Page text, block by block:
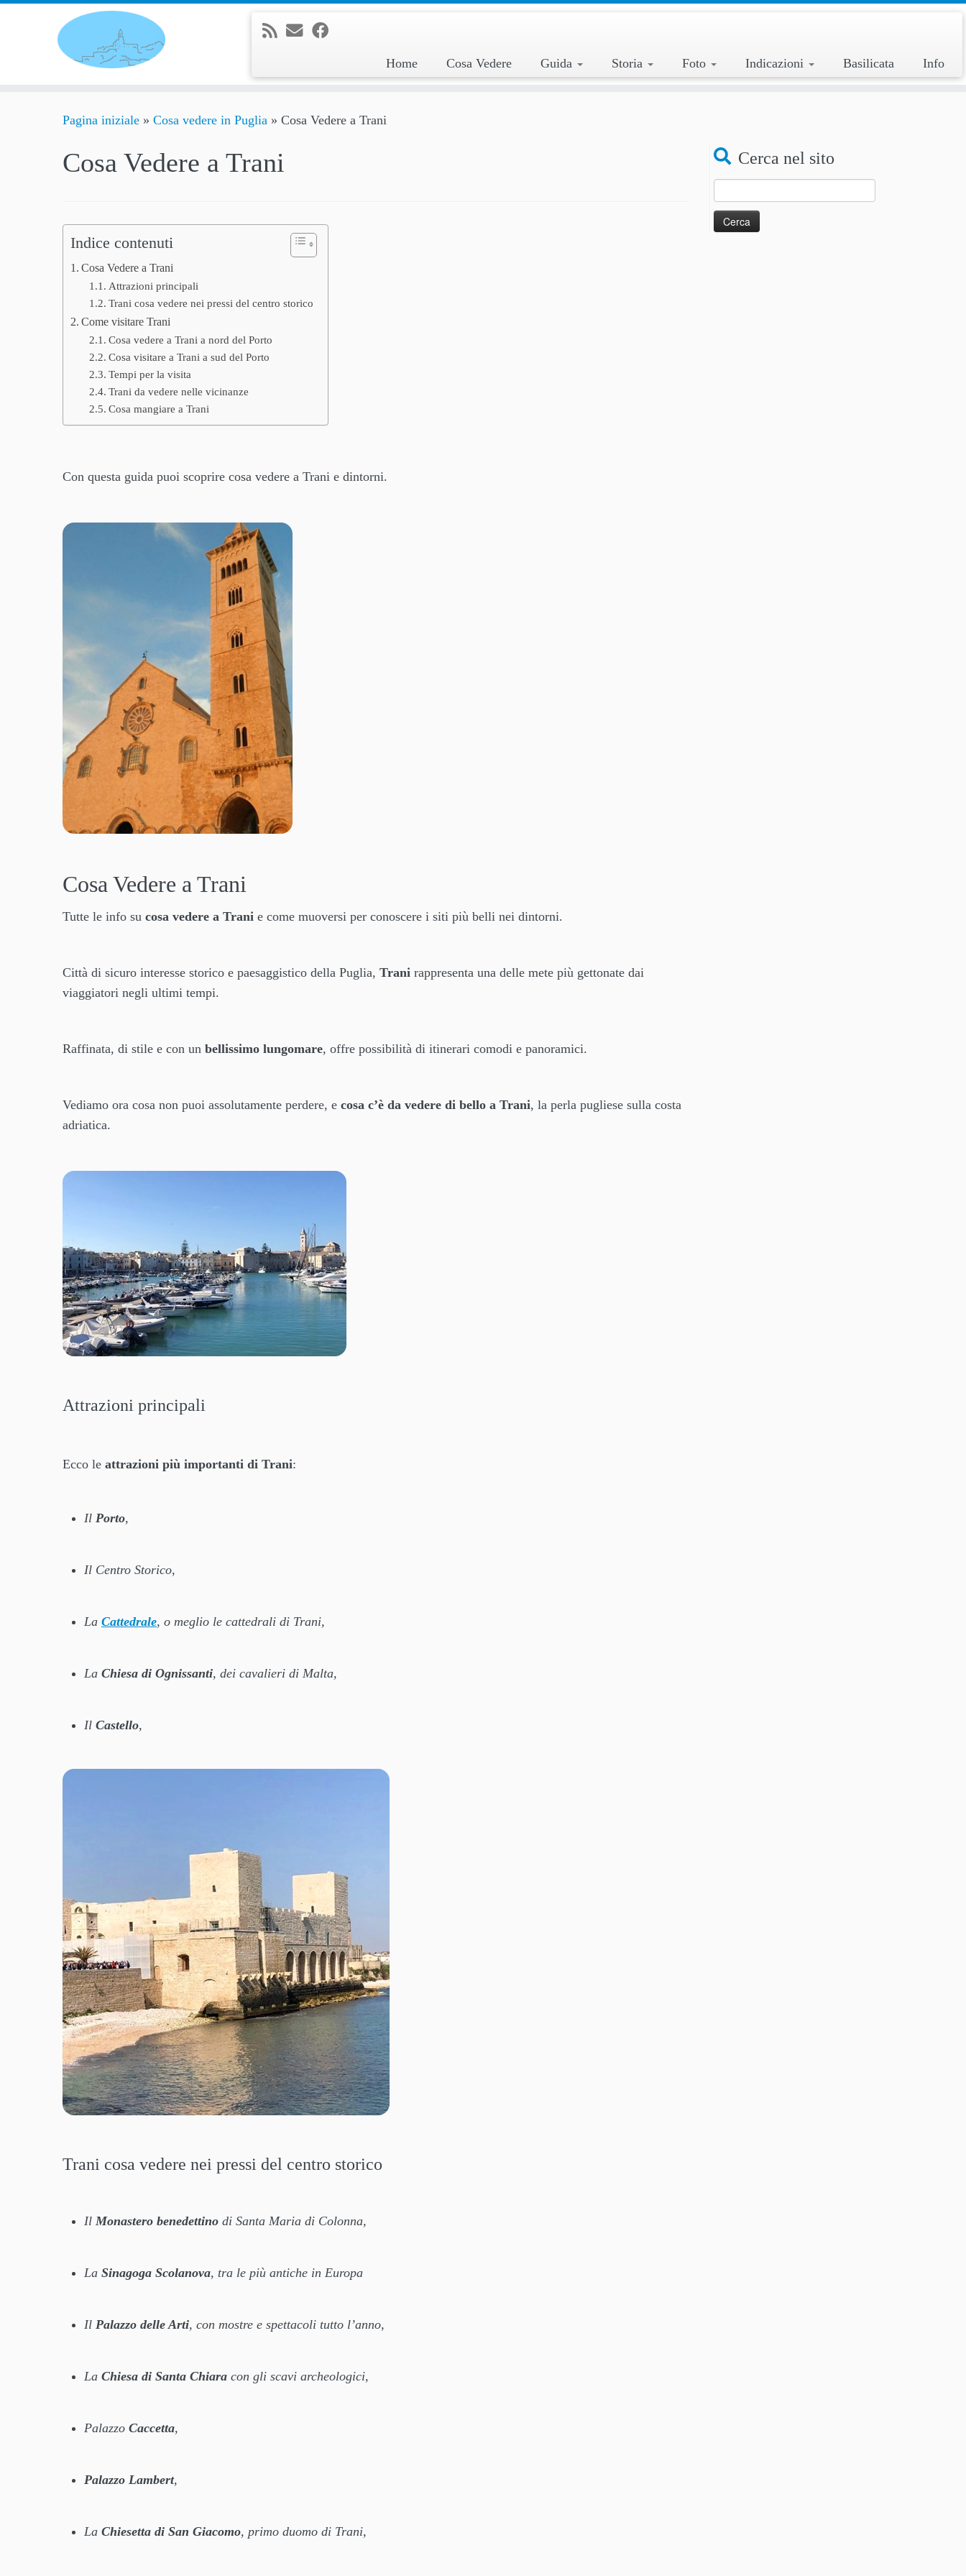
Home
Cosa Vedere Guida Storia Foto Indicazioni Basilicata Info
Pagina iniziale » Cosa vedere in Puglia » Cosa Vedere a Trani
Cosa Vedere a Trani
Indice contenuti
Cosa Vedere a Trani
Attrazioni principali
Trani cosa vedere nei pressi del centro storico
Come visitare Trani
Cosa vedere a Trani a nord del Porto
Cosa visitare a Trani a sud del Porto
Tempi per la visita
Trani da vedere nelle vicinanze
Cosa mangiare a Trani
Con questa guida puoi scoprire cosa vedere a Trani e dintorni.
Cosa Vedere a Trani
Tutte le info su cosa vedere a Trani e come muoversi per conoscere i siti più belli nei dintorni.
Città di sicuro interesse storico e paesaggistico della Puglia, Trani rappresenta una delle mete più gettonate dai
viaggiatori negli ultimi tempi.
Raffinata, di stile e con un bellissimo lungomare, offre possibilità di itinerari comodi e panoramici.
Vediamo ora cosa non puoi assolutamente perdere, e cosa c’è da vedere di bello a Trani, la perla pugliese sulla costa
adriatica.
Attrazioni principali
Ecco le attrazioni più importanti di Trani:
Il Porto,
Il Centro Storico,
La Cattedrale, o meglio le cattedrali di Trani,
La Chiesa di Ognissanti, dei cavalieri di Malta,
Il Castello,
Trani cosa vedere nei pressi del centro storico
Il Monastero benedettino di Santa Maria di Colonna,
La Sinagoga Scolanova, tra le più antiche in Europa
Il Palazzo delle Arti, con mostre e spettacoli tutto l’anno,
La Chiesa di Santa Chiara con gli scavi archeologici,
Palazzo Caccetta,
Palazzo Lambert,
La Chiesetta di San Giacomo, primo duomo di Trani,
Cerca nel sito
per: